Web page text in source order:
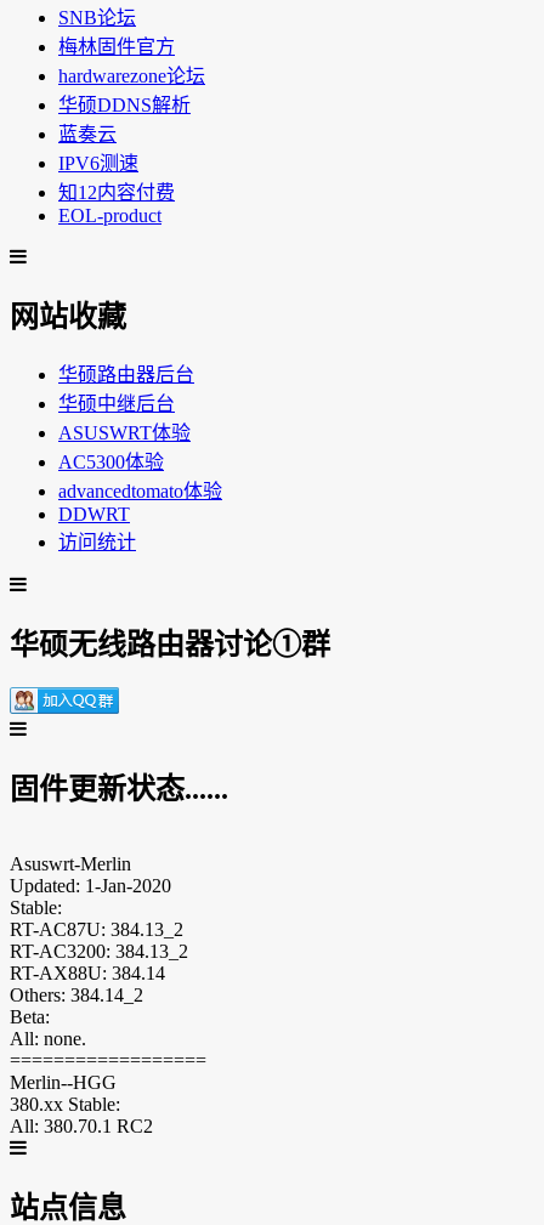
SNB论坛
梅林固件官方
hardwarezone论坛
华硕DDNS解析
蓝奏云
IPV6测速
知12内容付费
EOL-product
网站收藏
华硕路由器后台
华硕中继后台
ASUSWRT体验
AC5300体验
advancedtomato体验
DDWRT
访问统计
华硕无线路由器讨论①群
固件更新状态......
Asuswrt-Merlin
Updated: 1-Jan-2020
Stable:
RT-AC87U: 384.13_2
RT-AC3200: 384.13_2
RT-AX88U: 384.14
Others: 384.14_2
Beta:
All: none.
==================
Merlin--HGG
380.xx Stable:
All: 380.70.1 RC2
站点信息